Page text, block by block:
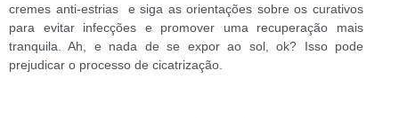
cremes anti-estrias e siga as orientações sobre os curativos
para evitar infecções e promover uma recuperação mais
tranquila. Ah, e nada de se expor ao sol, ok? Isso pode
prejudicar o processo de cicatrização.